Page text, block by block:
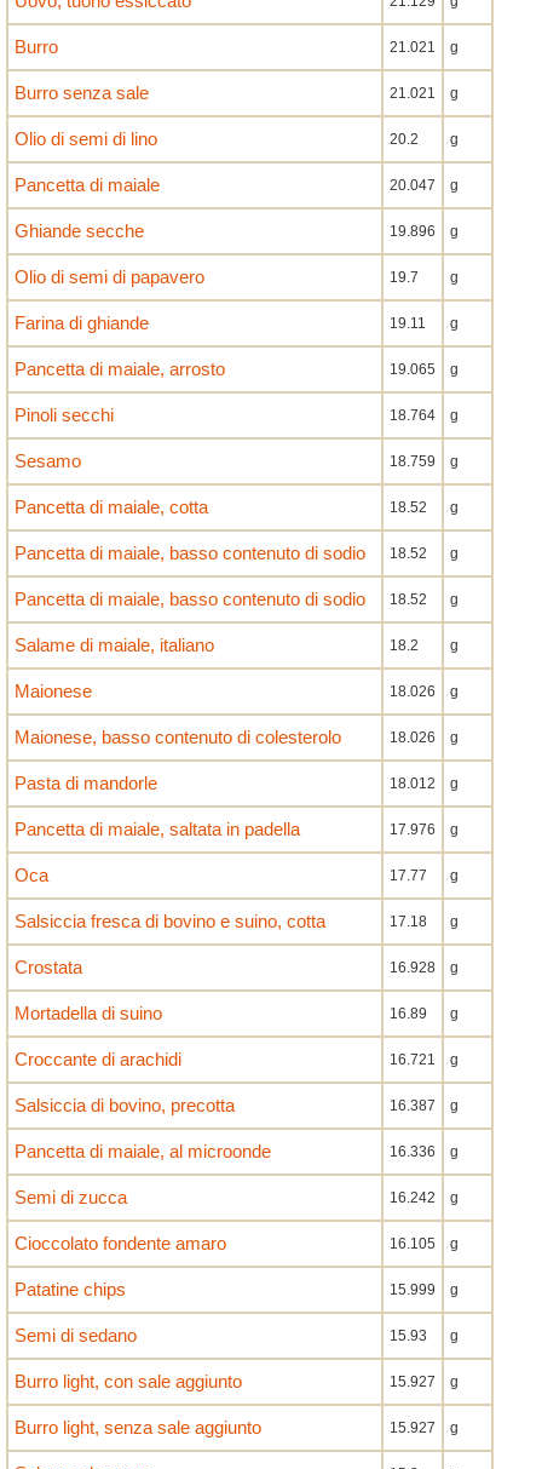
Burro 21.021 g
Burro senza sale 21.021 g
Olio di semi di lino 20.2 g
Pancetta di maiale 20.047 g
Ghiande secche 19.896 g
Olio di semi di papavero 19.7 g
Farina di ghiande 19.11 g
Pancetta di maiale, arrosto 19.065 g
Pinoli secchi 18.764 g
Sesamo 18.759 g
Pancetta di maiale, cotta 18.52 g
Pancetta di maiale, basso contenuto di sodio 18.52 g
Pancetta di maiale, basso contenuto di sodio 18.52 g
Salame di maiale, italiano 18.2 g
Maionese 18.026 g
Maionese, basso contenuto di colesterolo 18.026 g
Pasta di mandorle 18.012 g
Pancetta di maiale, saltata in padella 17.976 g
Oca 17.77 g
Salsiccia fresca di bovino e suino, cotta 17.18 g
Crostata 16.928 g
Mortadella di suino 16.89 g
Croccante di arachidi 16.721 g
Salsiccia di bovino, precotta 16.387 g
Pancetta di maiale, al microonde 16.336 g
Semi di zucca 16.242 g
Cioccolato fondente amaro 16.105 g
Patatine chips 15.999 g
Semi di sedano 15.93 g
Burro light, con sale aggiunto 15.927 g
Burro light, senza sale aggiunto 15.927 g